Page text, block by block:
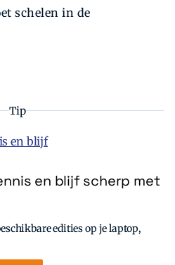
schelen in de
Tip
en blijf scherp met
edities op je laptop,